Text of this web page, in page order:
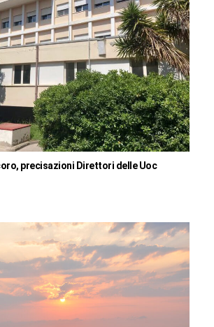
precisazioni Direttori delle Uoc